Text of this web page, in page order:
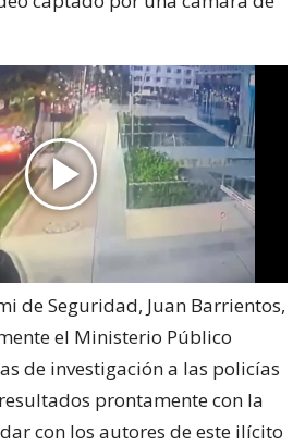
de Seguridad, Juan Barrientos,
el Ministerio Público
de investigación a las policías
prontamente con la
con los autores de este ilícito